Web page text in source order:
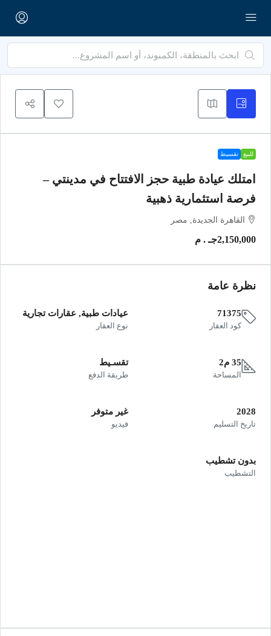
للبيع تقسيط
امتلك عيادة طبية حجز الافتتاح في مدينتي –
فرصة استثمارية ذهبية
القاهرة الجديدة, مصر
2,150,000جـ . م
نظرة عامة
71375
كود العقار
عيادات طبية, عقارات تجارية
نوع العقار
35 م2
المساحة
تقسـيط
طريقة الدفع
2028
تاريخ التسليم
غير متوفر
فيديو
بدون تشطيب
التشطيب